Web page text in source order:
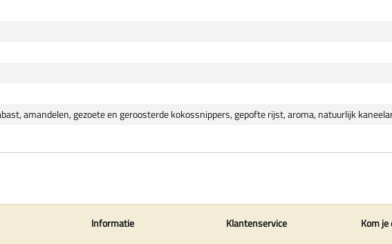
amandelen, gezoete en geroosterde kokossnippers, gepofte rijst, aroma, natuurlijk
Informatie Klantenservice Kom je